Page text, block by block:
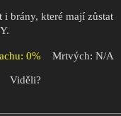
i brány, které mají zůstat
0% Mrtvých: N/A
Viděli?